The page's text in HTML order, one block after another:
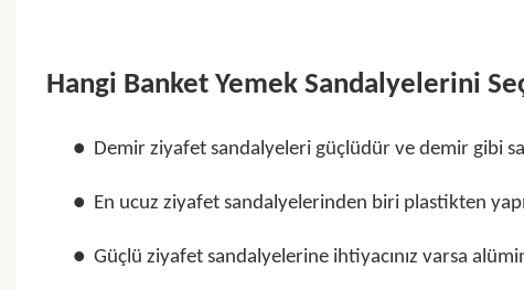
Hangi Banket Yemek Sandalyelerini
● Demir ziyafet sandalyeleri güçlüdür ve demir gibi
● En ucuz ziyafet sandalyelerinden biri plastikten
● Güçlü ziyafet sandalyelerine ihtiyacınız varsa